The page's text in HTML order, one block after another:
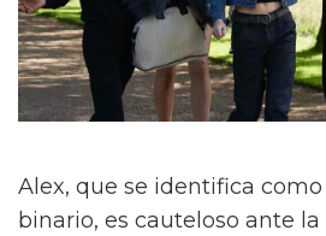
Alex, que se identifica
binario, es cauteloso ante